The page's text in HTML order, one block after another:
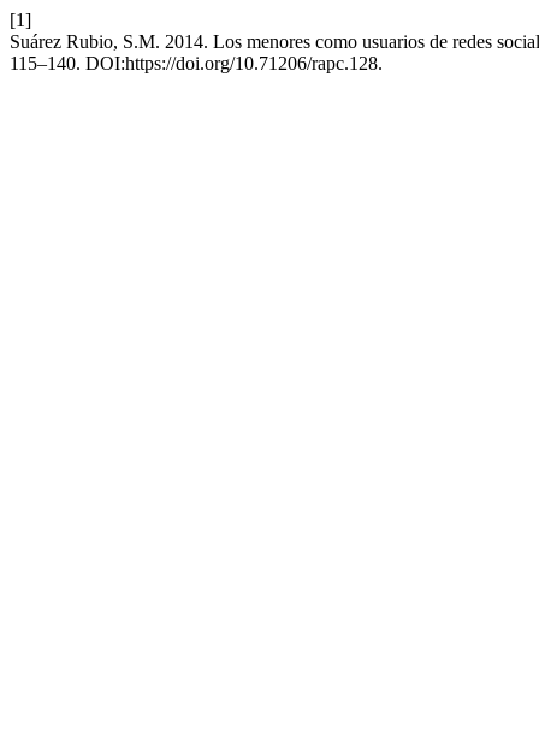
[1]
Suárez Rubio, S.M. 2014. Los menores como usuarios de redes
115–140. DOI:https://doi.org/10.71206/rapc.128.